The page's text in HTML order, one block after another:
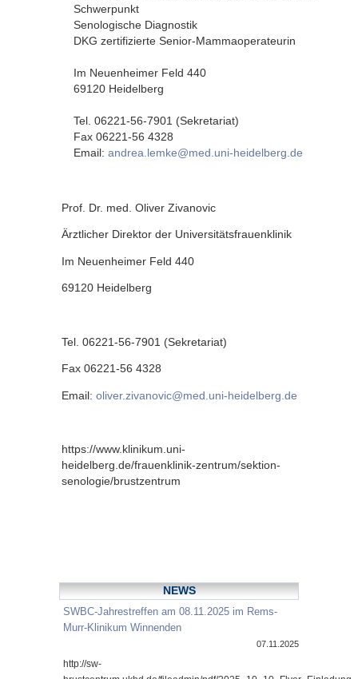
Schwerpunkt
Senologische Diagnostik
DKG zertifizierte Senior-Mammaoperateurin
Im Neuenheimer Feld 440
69120 Heidelberg
Tel. 06221-56-7901 (Sekretariat)
Fax 06221-56 4328
Email: andrea.lemke@med.uni-heidelberg.de
Prof. Dr. med. Oliver Zivanovic
Ärztlicher Direktor der Universitätsfrauenklinik
Im Neuenheimer Feld 440
69120 Heidelberg
Tel. 06221-56-7901 (Sekretariat)
Fax 06221-56 4328
Email: oliver.zivanovic@med.uni-heidelberg.de
https://www.klinikum.uni-
heidelberg.de/frauenklinik-zentrum/sektion-
senologie/brustzentrum
NEWS
SWBC-Jahrestreffen am 08.11.2025 im Rems-
Murr-Klinikum Winnenden
07.11.2025
http://sw-